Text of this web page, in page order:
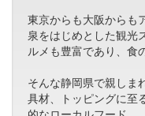
東京からも大阪からも
泉をはじめとした観光
ルメも豊富であり、食
そんな静岡県で親しま
具材、トッピングに至